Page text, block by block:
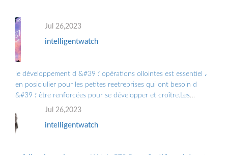
Jul 26,2023
intelligentwatch
le développement d &#39 ؛ opérations ollointes est essentiel ،
en posiciulier pour les petites reetreprises qui ont besoin d
&#39 ؛ être renforcées pour se développer et croître.Les
Grandes Entreprises doiv ...
Jul 26,2023
intelligentwatch